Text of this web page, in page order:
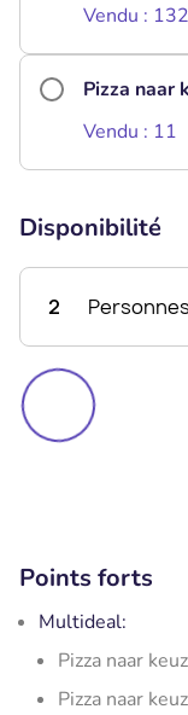
Vendu : 132
Pizza naar
Vendu : 11
Disponibilité
2 Personnes
Points forts
Multideal:
Pizza naar
Pizza naar